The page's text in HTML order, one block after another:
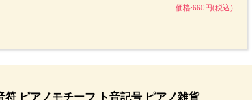
価格:660円(税込)
ピアノモチーフ ト音記号 ピアノ雑貨